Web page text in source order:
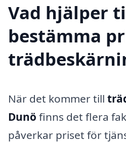
Vad hjälper
bestämma
När det kommer till
Dunö finns det flera
påverkar priset för